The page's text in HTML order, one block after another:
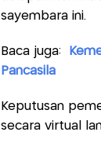
sayembara ini.
Baca juga:
Pancasila
Keputusan
secara virtual